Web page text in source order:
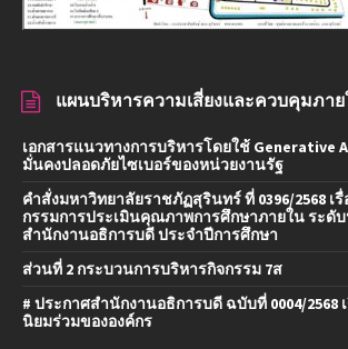
แผนบริหารความเสี่ยงและควบคุมภา
เอกสารแนวทางการบริหารโดยใช้ Generative
มั่นคงปลอดภัยไซเบอร์ของหน่วยงานรัฐ
คำสั่งมหาวิทยาลัยราชภัฏสุรินทร์ ที่ 0396/2568 เ
กรรมการประเมินคุณภาพการศึกษาภายใน ระ
สำนักงานอธิการบดี ประจำปีการศึกษา
ส่วนที่ 2 กระบวนการบริหารกิจกรรม 7ส
# ประกาศสำนักงานอธิการบดี ฉบับที่ 0004/2568
นิยมร่วมขององค์กร